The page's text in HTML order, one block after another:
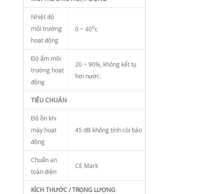
Nhiệt độ
môi trường
hoạt động
0 ~ 40oc
Độ ẩm môi
trường hoạt
động
20 ~ 90%, không kết tụ
hơi nước.
TIÊU CHUẨN
Độ ồn khi
máy hoạt
động
45 dB không tính còi báo
Chuẩn an
toàn điện
CE Mark
KÍCH THƯỚC / TRỌNG LƯỢNG